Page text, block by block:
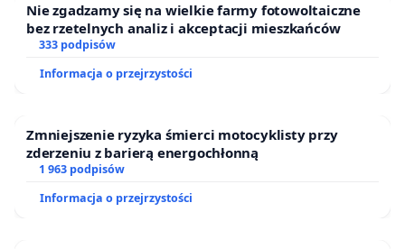
Nie zgadzamy się na wielkie farmy fotowoltaiczne
bez rzetelnych analiz i akceptacji mieszkańców
333 podpisów
Informacja o przejrzystości
Zmniejszenie ryzyka śmierci motocyklisty przy
zderzeniu z barierą energochłonną
1 963 podpisów
Informacja o przejrzystości